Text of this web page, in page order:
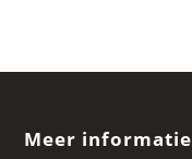
Meer informatie